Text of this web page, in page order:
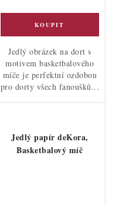
Jedlý obrázek na dort s
motivem basketbalového
míče je perfektní ozdobou
pro dorty všech fanoušků...
Jedlý papír deKora,
Basketbalový míč